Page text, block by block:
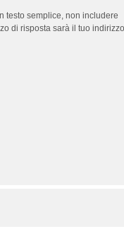
testo semplice, non includere
di risposta sarà il tuo indirizzo